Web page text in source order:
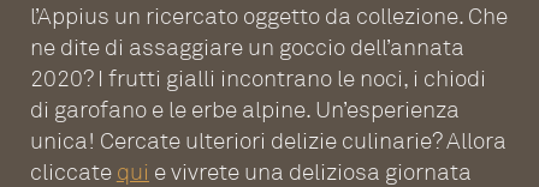
l’Appius un ricercato oggetto da collezione. Che
ne dite di assaggiare un goccio dell’annata
2020? I frutti gialli incontrano le noci, i chiodi
di garofano e le erbe alpine. Un’esperienza
unica! Cercate ulteriori delizie culinarie? Allora
cliccate qui e vivrete una deliziosa giornata